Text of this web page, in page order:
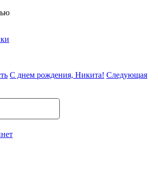
С днем рождения, Никита! Следующая